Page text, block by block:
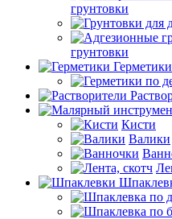
грунтовки
грунтовки
Герметики
Кисти
Валики